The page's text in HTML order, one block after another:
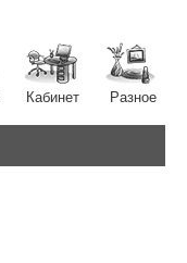
Кабинет Разное